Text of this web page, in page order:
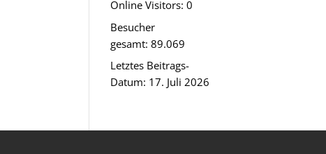
Online Visitors:0
Besucher
gesamt:89.069
Letztes Beitrags-
Datum: 17. Juli 2026